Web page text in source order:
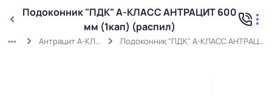
Подоконник "ПДК" А-КЛАСС АНТРАЦИТ 600
мм (1кап) (распил)
Антрацит А-КЛАСС распил Подоконник "ПДК" А-КЛАСС АНТРАЦИТ 600 мм (1кап) (распил)